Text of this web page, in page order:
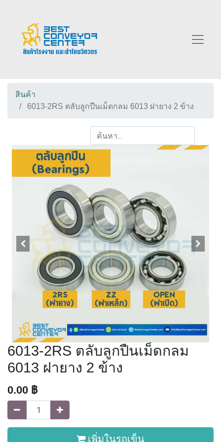
สินค้า
6013-2RS ตลับลูกปืนเม็ดกลม 6013 ฝายาง 2 ข้าง
6013-2RS ตลับลูกปืนเม็ดกลม
6013 ฝายาง 2 ข้าง
0.00 ฿
เพิ่มในรถเข็น